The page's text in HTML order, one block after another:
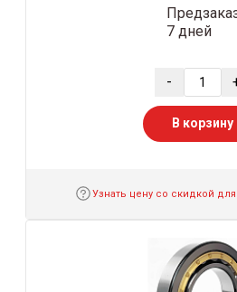
7 дней
-
В корзину
Узнать цену со скидкой